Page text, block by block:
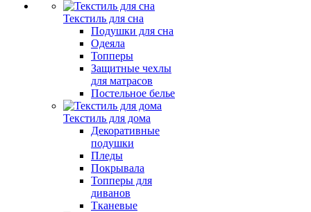
Текстиль для сна
Подушки для сна
Одеяла
Топперы
Защитные чехлы
для матрасов
Постельное белье
Текстиль для дома
Декоративные
подушки
Пледы
Покрывала
Топперы для
диванов
Тканевые